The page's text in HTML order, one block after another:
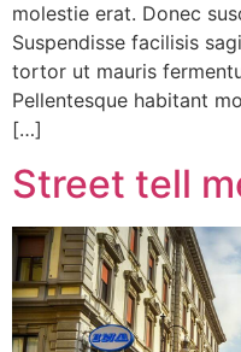
molestie erat. Donec
Suspendisse facilisis
tortor ut mauris
Pellentesque habitant
[…]
Street tell